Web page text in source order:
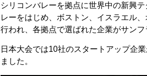
シリコンバレーを拠点に世界中の新興
レーをはじめ、ボストン、イスラエル
行われ、各拠点で選ばれた企業がサン
日本大会では10社のスタートアップ企
ました。